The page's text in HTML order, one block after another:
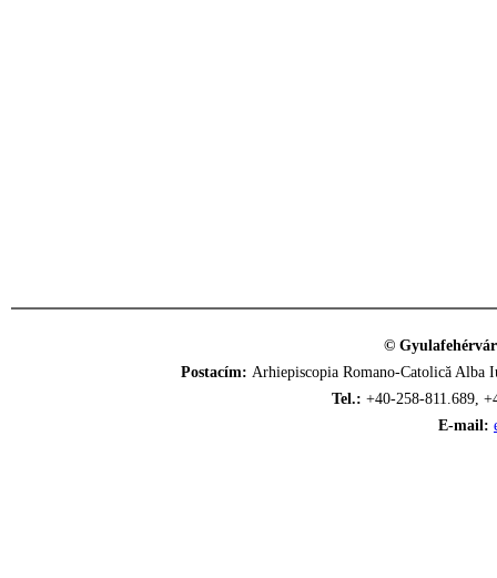
©
Postacím: Arhiepiscopia Romano-Catolică
Tel.: +40-258-811.689,
E-mail: